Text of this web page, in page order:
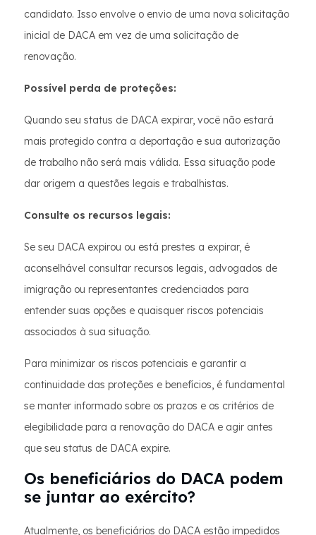
candidato. Isso envolve o envio de uma nova solicitação
inicial de DACA em vez de uma solicitação de
renovação.
Possível perda de proteções:
Quando seu status de DACA expirar, você não estará
mais protegido contra a deportação e sua autorização
de trabalho não será mais válida. Essa situação pode
dar origem a questões legais e trabalhistas.
Consulte os recursos legais:
Se seu DACA expirou ou está prestes a expirar, é
aconselhável consultar recursos legais, advogados de
imigração ou representantes credenciados para
entender suas opções e quaisquer riscos potenciais
associados à sua situação.
Para minimizar os riscos potenciais e garantir a
continuidade das proteções e benefícios, é fundamental
se manter informado sobre os prazos e os critérios de
elegibilidade para a renovação do DACA e agir antes
que seu status de DACA expire.
Os beneficiários do DACA podem
se juntar ao exército?
Atualmente, os beneficiários do DACA estão impedidos